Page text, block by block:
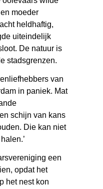
moeder
heldhaftig,
uiteindelijk
De natuur is
stadsgrenzen.
van
in paniek. Mat
schijn van kans
Die kan niet
een
opdat het
het nest kon